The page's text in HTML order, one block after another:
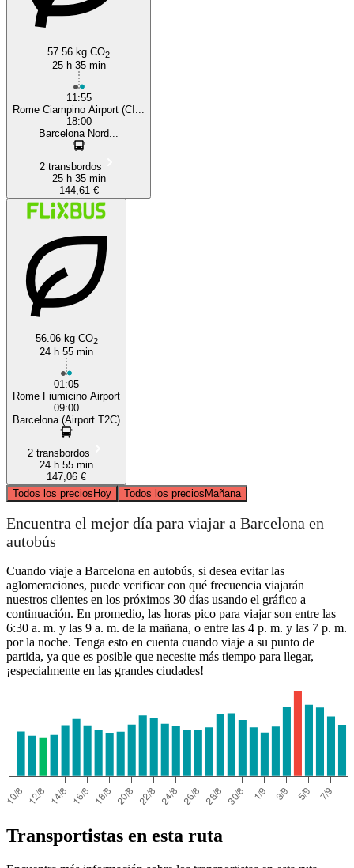
57.56 kg CO2
25 h 35 min
11:55
Rome Ciampino Airport (CI...
18:00
Barcelona Nord...
2 transbordos
25 h 35 min
144,61 €
56.06 kg CO2
24 h 55 min
01:05
Rome Fiumicino Airport
09:00
Barcelona (Airport T2C)
2 transbordos
24 h 55 min
147,06 €
Todos los preciosHoy Todos los preciosMañana
Encuentra el mejor día para viajar a Barcelona en
autobús
Cuando viaje a Barcelona en autobús, si desea evitar las
aglomeraciones, puede verificar con qué frecuencia viajarán
nuestros clientes en los próximos 30 días usando el gráfico a
continuación. En promedio, las horas pico para viajar son entre las
6:30 a. m. y las 9 a. m. de la mañana, o entre las 4 p. m. y las 7 p. m.
por la noche. Tenga esto en cuenta cuando viaje a su punto de
partida, ya que es posible que necesite más tiempo para llegar,
¡especialmente en las grandes ciudades!
Transportistas en esta ruta